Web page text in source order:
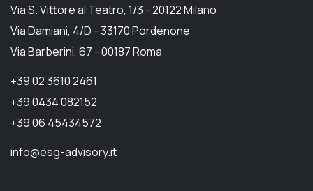
Via S. Vittore al Teatro, 1/3 - 20122 Milano
Via Damiani, 4/D - 33170 Pordenone
Via Barberini, 67 - 00187 Roma
+39 02 3610 2461
+39 0434 082152
+39 06 45434572
info@esg-advisory.it